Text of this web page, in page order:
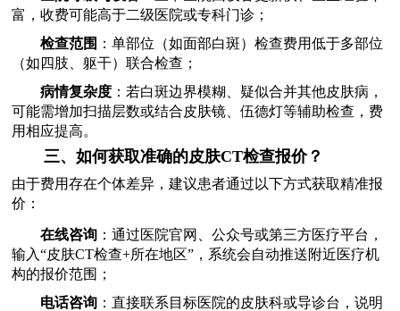
富，收费可能高于二级医院或专科门诊；
检查范围 ：单部位（如面部白斑）检查费用低于多部位
（如四肢、躯干）联合检查；
病情复杂度 ：若白斑边界模糊、疑似合并其他皮肤病，
可能需增加扫描层数或结合皮肤镜、伍德灯等辅助检查，费
用相应提高。
三、如何获取准确的皮肤CT检查报价？
由于费用存在个体差异，建议患者通过以下方式获取精准报
价：
在线咨询 ：通过医院官网、公众号或第三方医疗平台，
输入“皮肤CT检查+所在地区”，系统会自动推送附近医疗机
构的报价范围；
电话咨询 ：直接联系目标医院的皮肤科或导诊台，说明